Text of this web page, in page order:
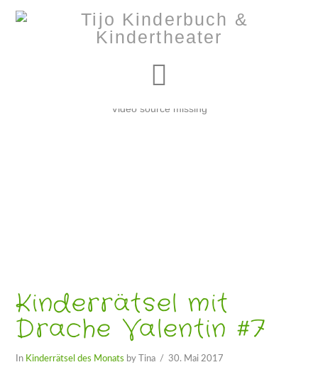
Video source missing
Kinderrätsel mit
Drache Valentin #7
In Kinderrätsel des Monats by Tina 30. Mai 2017